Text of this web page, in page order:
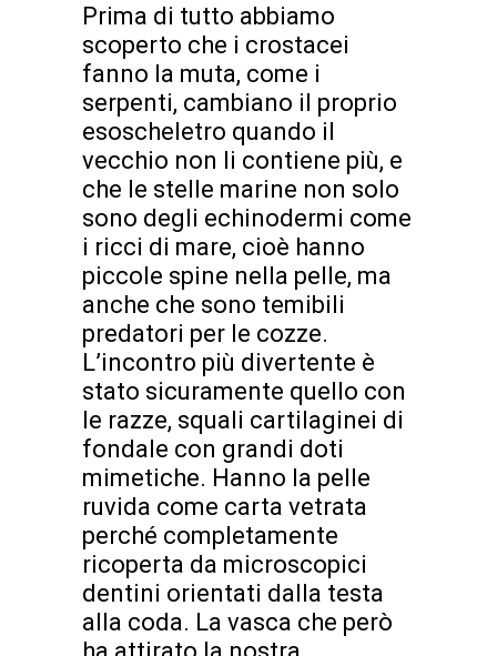
Prima di tutto abbiamo
scoperto che i crostacei
fanno la muta, come i
serpenti, cambiano il proprio
esoscheletro quando il
vecchio non li contiene più, e
che le stelle marine non solo
sono degli echinodermi come
i ricci di mare, cioè hanno
piccole spine nella pelle, ma
anche che sono temibili
predatori per le cozze.
L’incontro più divertente è
stato sicuramente quello con
le razze, squali cartilaginei di
fondale con grandi doti
mimetiche. Hanno la pelle
ruvida come carta vetrata
perché completamente
ricoperta da microscopici
dentini orientati dalla testa
alla coda. La vasca che però